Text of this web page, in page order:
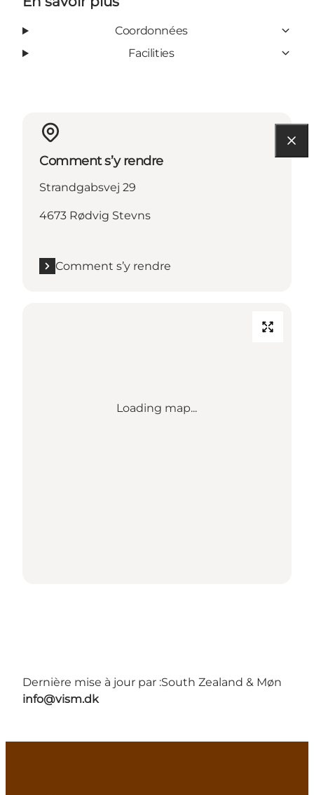
Coordonnées
Facilities
Comment s’y rendre
Strandgabsvej 29
4673 Rødvig Stevns
Comment s’y rendre
Loading map...
Dernière mise à jour par :South Zealand & Møn
info@vism.dk